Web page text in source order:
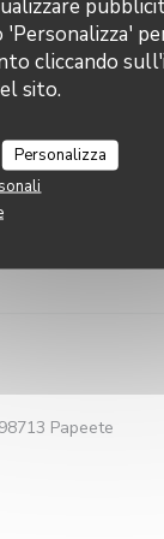
cliccando
sito.
Personalizza
Papeete
una nuova